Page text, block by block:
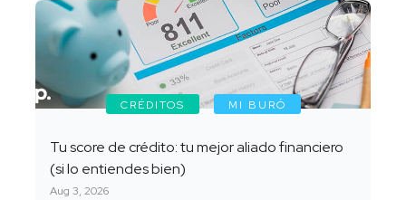
CRÉDITOS MI BURÓ
Tu score de crédito: tu mejor aliado financiero
(si lo entiendes bien)
Aug 3, 2026